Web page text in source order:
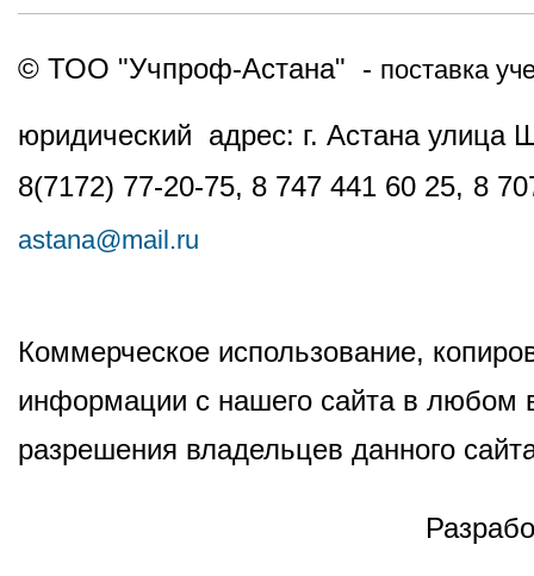
© ТОО "Учпроф-Астана" - поставка
юридический адрес: г. Астана
8(7172) 77-20-75, 8 747 441 60 25, 8
astana@mail.ru
Коммерческое использование,
информации с нашего сайта в любом
разрешения владельцев данного